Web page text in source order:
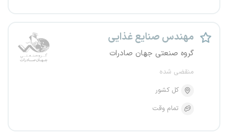
مهندس صنایع غذایی
گروه صنعتی جهان صادرات
منقضی شده
کل کشور
تمام وقت